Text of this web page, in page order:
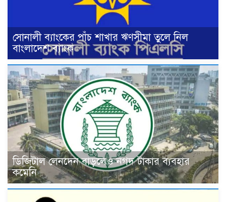
সোনালী ব্যাংকের পাঁচ শাখার ঋণসীমা তুলে নিল
বাংলাদেশ ব্যাংক
ডিজিটাল লেনদেন বাড়লেও নগদ টাকার ব্যবহার
কমেনি